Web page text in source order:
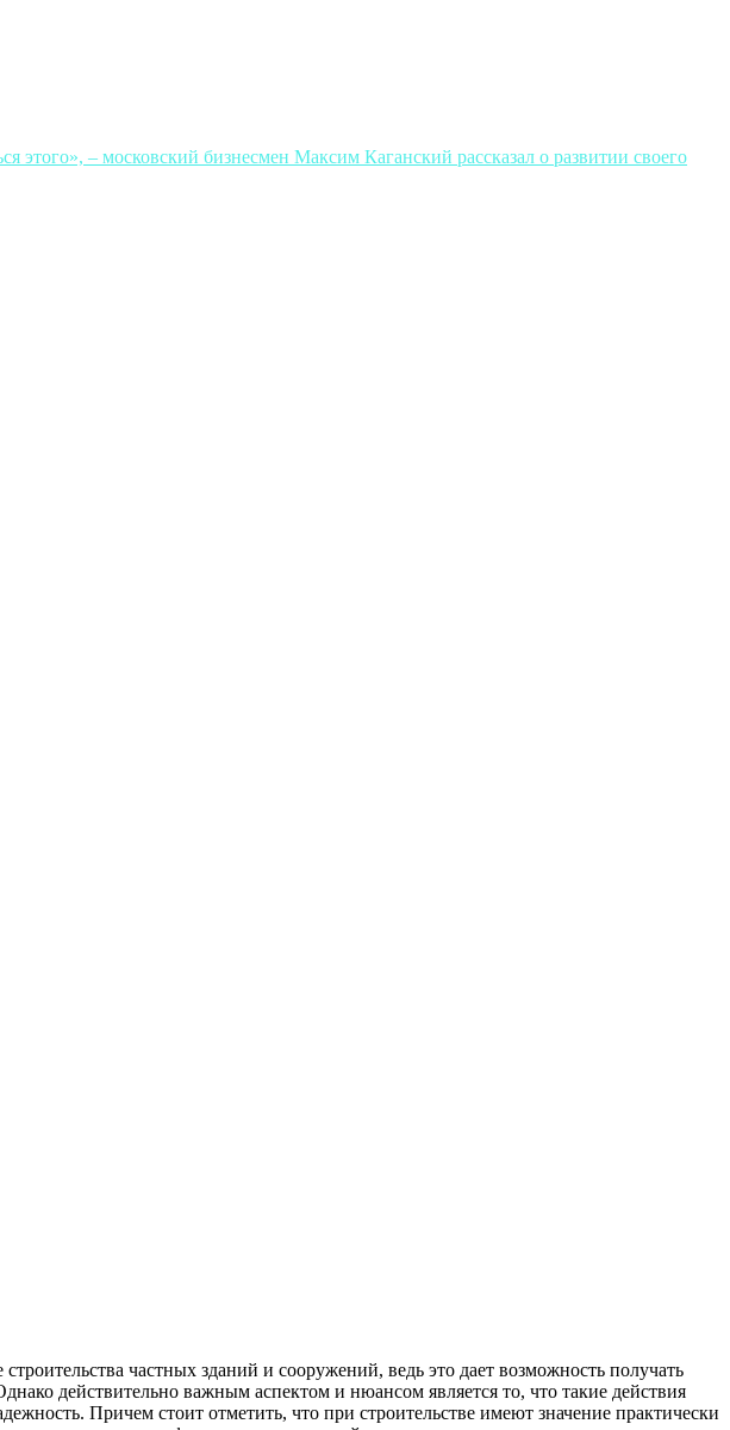
– московский бизнесмен Максим Каганский рассказал о развитии своего
частных зданий и сооружений, ведь это дает возможность получать
действительно важным аспектом и нюансом является то, что такие действия
Причем стоит отметить, что при строительстве имеют значение практически